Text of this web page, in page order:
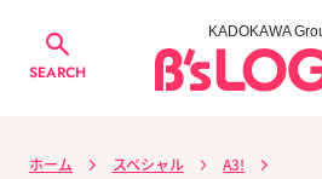
SEARCH
KADOKAWA
ホーム スペシャル
A3!